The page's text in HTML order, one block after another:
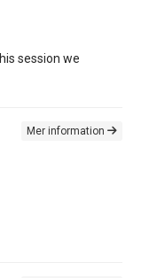
session we
Mer information